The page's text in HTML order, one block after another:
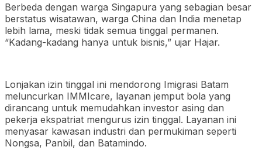
Berbeda dengan warga Singapura yang sebagian besar
berstatus wisatawan, warga China dan India menetap
lebih lama, meski tidak semua tinggal permanen.
“Kadang-kadang hanya untuk bisnis,” ujar Hajar.
Lonjakan izin tinggal ini mendorong Imigrasi Batam
meluncurkan IMMIcare, layanan jemput bola yang
dirancang untuk memudahkan investor asing dan
pekerja ekspatriat mengurus izin tinggal. Layanan ini
menyasar kawasan industri dan permukiman seperti
Nongsa, Panbil, dan Batamindo.